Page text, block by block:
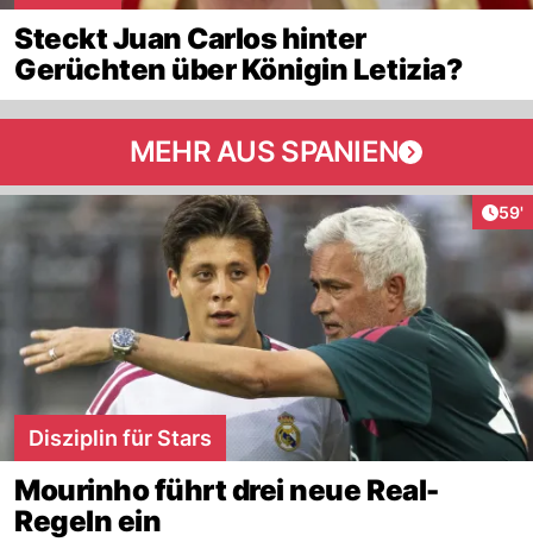
Steckt Juan Carlos hinter
Gerüchten über Königin Letizia?
MEHR AUS SPANIEN
59'
Disziplin für Stars
Mourinho führt drei neue Real-
Regeln ein